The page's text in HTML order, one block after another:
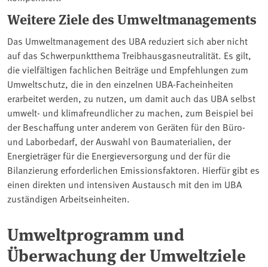
Weitere Ziele des Umweltmanagements
Das Umweltmanagement des UBA reduziert sich aber nicht
auf das Schwerpunktthema Treibhausgasneutralität. Es gilt,
die vielfältigen fachlichen Beiträge und Empfehlungen zum
Umweltschutz, die in den einzelnen UBA-Facheinheiten
erarbeitet werden, zu nutzen, um damit auch das UBA selbst
umwelt- und klimafreundlicher zu machen, zum Beispiel bei
der Beschaffung unter anderem von Geräten für den Büro-
und Laborbedarf, der Auswahl von Baumaterialien, der
Energieträger für die Energieversorgung und der für die
Bilanzierung erforderlichen Emissionsfaktoren. Hierfür gibt es
einen direkten und intensiven Austausch mit den im UBA
zuständigen Arbeitseinheiten.
Umweltprogramm und
Überwachung der Umweltziele